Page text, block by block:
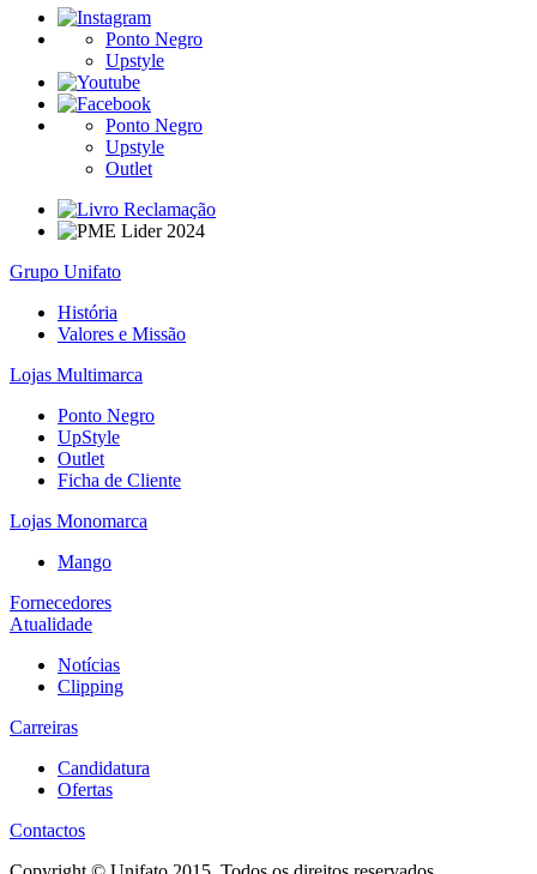
Ponto Negro
Upstyle
Ponto Negro
Upstyle
Outlet
Grupo Unifato
História
Valores e Missão
Lojas Multimarca
Ponto Negro
UpStyle
Outlet
Ficha de Cliente
Lojas Monomarca
Mango
Fornecedores
Atualidade
Notícias
Clipping
Carreiras
Candidatura
Ofertas
Contactos